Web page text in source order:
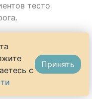
тесто
с
Принять